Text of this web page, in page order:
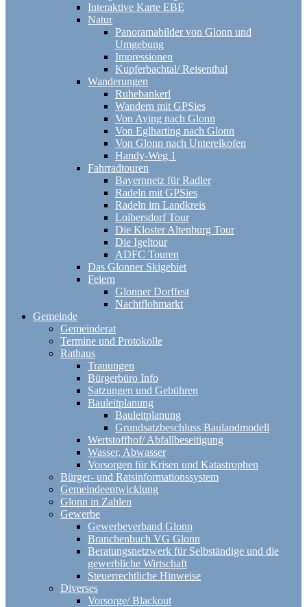
Interaktive Karte EBE
Natur
Panoramabilder von Glonn und
Umgebung
Impressionen
Kupferbachtal/ Reisenthal
Wanderungen
Ruhebankerl
Wandern mit GPSies
Von Aying nach Glonn
Von Eglharting nach Glonn
Von Glonn nach Unterelkofen
Handy-Weg 1
Fahrradtouren
Bayernnetz für Radler
Radeln mit GPSies
Radeln im Landkreis
Loibersdorf Tour
Die Kloster Altenburg Tour
Die Igeltour
ADFC Touren
Das Glonner Skigebiet
Feiern
Glonner Dorffest
Nachtflohmarkt
Gemeinde
Gemeinderat
Termine und Protokolle
Rathaus
Trauungen
Bürgerbüro Info
Satzungen und Gebühren
Bauleitplanung
Bauleitplanung
Grundsatzbeschluss Baulandmodell
Wertstoffhof/ Abfallbeseitigung
Wasser, Abwasser
Vorsorgen für Krisen und Katastrophen
Bürger- und Ratsinformationssystem
Gemeindeentwicklung
Glonn in Zahlen
Gewerbe
Gewerbeverband Glonn
Branchenbuch VG Glonn
Beratungsnetzwerk für Selbständige und die
gewerbliche Wirtschaft
Steuerrechtliche Hinweise
Diverses
Vorsorge/ Blackout